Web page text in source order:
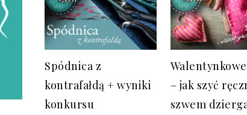
Spódnica z
kontrafałdą + wyniki
konkursu
– jak szyć
szwem